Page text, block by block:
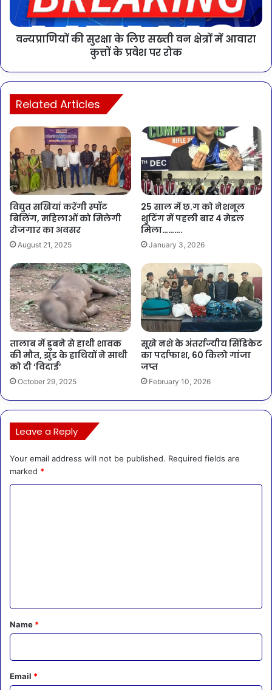
वन्यप्राणियों की सुरक्षा के लिए सख्ती वन क्षेत्रों में आवारा
कुत्तों के प्रवेश पर रोक
Related Articles
विद्युत सखियां करेंगी स्पॉट
बिलिंग, महिलाओं को मिलेगी
रोजगार का अवसर
August 21, 2025
25 साल में छ.ग को नेशनूल
शुटिंग में पहली बार 4 मेडल
मिला……….
January 3, 2026
तालाब में डूबने से हाथी शावक
की मौत, झुंड के हाथियों ने साथी
को दी ‘विदाई’
October 29, 2025
सूखे नशे के अंतर्राज्यीय सिंडिकेट
का पर्दाफाश, 60 किलो गांजा
जप्त
February 10, 2026
Leave a Reply
Your email address will not be published. Required fields are
marked *
*
Name *
Email *